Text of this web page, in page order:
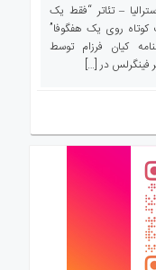
– تئاتر “فقط یک
کوتاه روی یک هفگوفا”
کیان فرزام توسط
فینگرلس در […]